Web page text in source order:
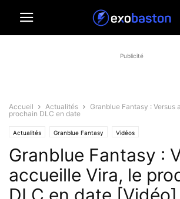
Publicité
Accueil Actualités
Granblue Fantasy : Versus
prochain DLC en date
Actualités Granblue Fantasy Vidéos
Granblue Fantasy :
accueille Vira, le